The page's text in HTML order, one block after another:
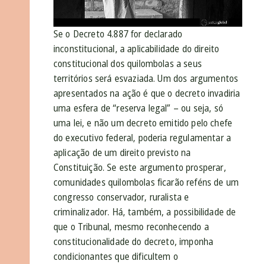
Se o Decreto 4.887 for declarado
inconstitucional, a aplicabilidade do direito
constitucional dos quilombolas a seus
territórios será esvaziada. Um dos argumentos
apresentados na ação é que o decreto invadiria
uma esfera de “reserva legal” – ou seja, só
uma lei, e não um decreto emitido pelo chefe
do executivo federal, poderia regulamentar a
aplicação de um direito previsto na
Constituição. Se este argumento prosperar,
comunidades quilombolas ficarão reféns de um
congresso conservador, ruralista e
criminalizador. Há, também, a possibilidade de
que o Tribunal, mesmo reconhecendo a
constitucionalidade do decreto, imponha
condicionantes que dificultem o